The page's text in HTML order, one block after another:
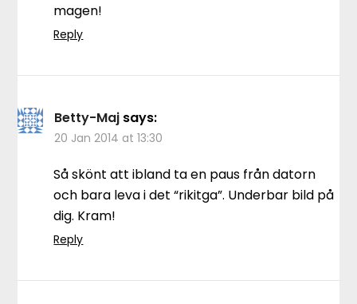
magen!
Reply
Betty-Maj says:
20 Jan 2014 at 13:30
Så skönt att ibland ta en paus från datorn
och bara leva i det “rikitga”. Underbar bild på
dig. Kram!
Reply